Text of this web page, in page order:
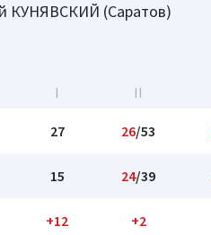
КУНЯВСКИЙ (Саратов)
I II
27 26/53
15 24/39
+12 +2